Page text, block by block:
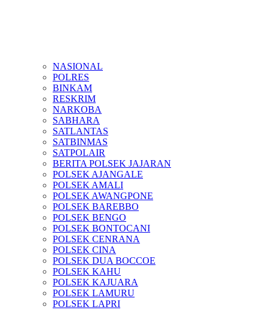
NASIONAL
POLRES
BINKAM
RESKRIM
NARKOBA
SABHARA
SATLANTAS
SATBINMAS
SATPOLAIR
BERITA POLSEK JAJARAN
POLSEK AJANGALE
POLSEK AMALI
POLSEK AWANGPONE
POLSEK BAREBBO
POLSEK BENGO
POLSEK BONTOCANI
POLSEK CENRANA
POLSEK CINA
POLSEK DUA BOCCOE
POLSEK KAHU
POLSEK KAJUARA
POLSEK LAMURU
POLSEK LAPRI